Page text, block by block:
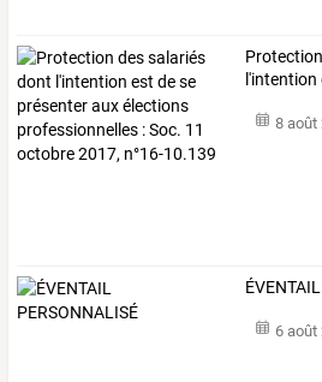
Protection
l'intention
8 août
6 août